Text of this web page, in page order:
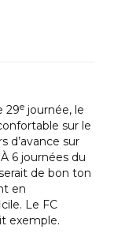
29e journée, le
sur le
d’avance sur
À 6 journées du
de bon ton
en
Le FC
exemple.